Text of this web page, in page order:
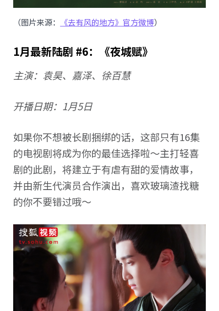
（图片来源： 《去有风的地方》官方微博）
1月最新陆剧 #6：《夜城赋》
主演：袁昊、嘉泽、徐百慧
开播日期：1月5日
如果你不想被长剧捆绑的话，这部只有16集
的电视剧将成为你的最佳选择啦～主打轻喜
剧的此剧，将建立于有虐有甜的爱情故事，
并由新生代演员合作演出，喜欢玻璃渣找糖
的你不要错过哦～